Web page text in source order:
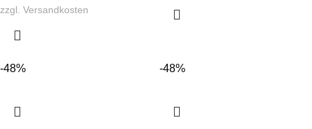
zzgl. Versandkosten
-48% -48%